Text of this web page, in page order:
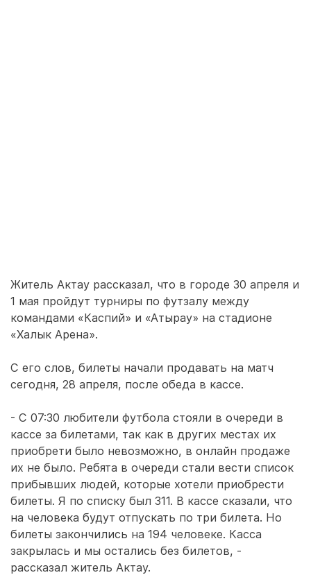
Житель Актау рассказал, что в городе 30 апреля и
1 мая пройдут турниры по футзалу между
командами «Каспий» и «Атырау» на стадионе
«Халык Арена».
С его слов, билеты начали продавать на матч
сегодня, 28 апреля, после обеда в кассе.
- С 07:30 любители футбола стояли в очереди в
кассе за билетами, так как в других местах их
приобрети было невозможно, в онлайн продаже
их не было. Ребята в очереди стали вести список
прибывших людей, которые хотели приобрести
билеты. Я по списку был 311. В кассе сказали, что
на человека будут отпускать по три билета. Но
билеты закончились на 194 человеке. Касса
закрылась и мы остались без билетов, -
рассказал житель Актау.